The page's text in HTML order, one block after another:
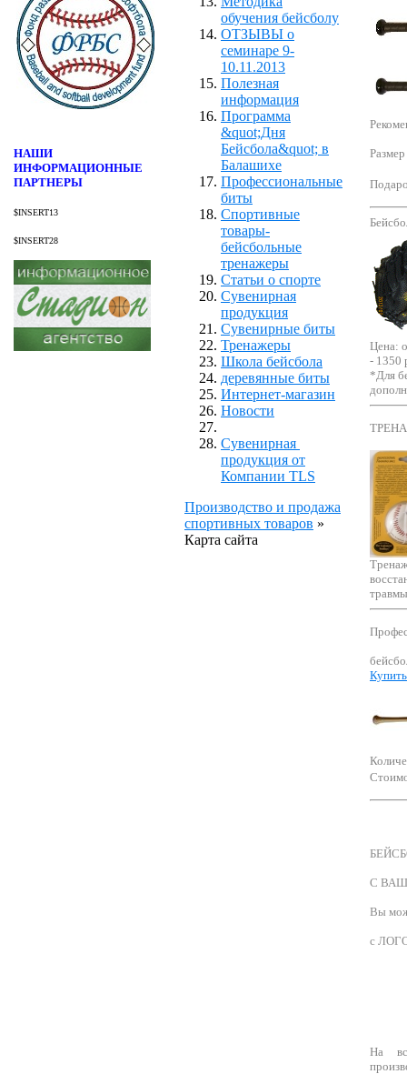
НАШИ
ИНФОРМАЦИОННЫЕ
ПАРТНЕРЫ
$INSERT13
$INSERT28
обучения бейсболу
ОТЗЫВЫ о
семинаре 9-
10.11.2013
Полезная
информация
Программа
&quot;Дня
Бейсбола&quot; в
Балашихе
Профессиональные
биты
Спортивные
товары-
бейсбольные
тренажеры
Статьи о спорте
Сувенирная
продукция
Сувенирные биты
Тренажеры
Школа бейсбола
деревянные биты
Интернет-магазин
Новости
Сувенирная
продукция от
Компании TLS
Производство и продажа
спортивных товаров »
Карта сайта
Цена:
- 1350
*Для
С
Вы
с
На